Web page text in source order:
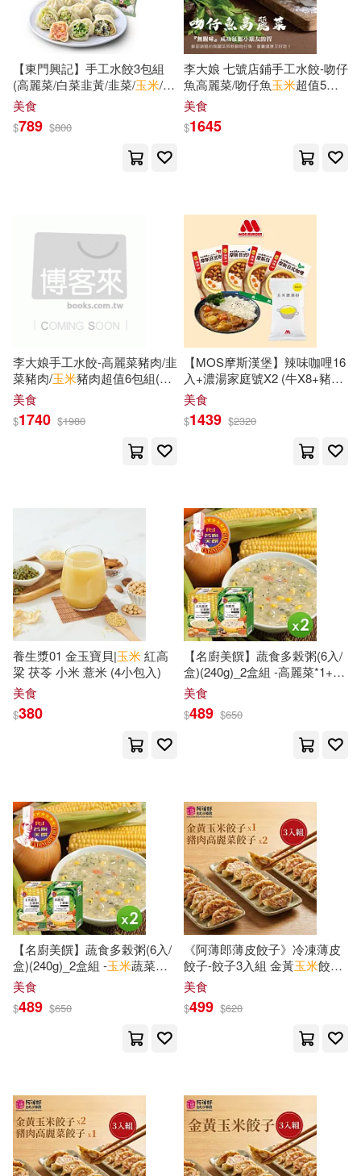
朵貝．楊笙(Tove Jansson)(10)
玉名みら(10)
莫風流(10) 藤田カフェコ(10)
迪士尼(10) 鄭玉巧(10)
黃小衡(10)
メント(9)
ビッグモーカル(9)
中圖北斗出版傳媒有限公司(9)
凝隴(9) 利玉芳(9)
墨清清(9)
柳暗花溟(9)
王智琪(9) 蘇童(9)
行政院農業委員會農糧署(9)
（德）蘇珊·菲爾舍爾(9)
（法）羅曼·羅蘭(9)
國立新竹生活美學館(8)
天地出版社(37)
浙江人民美術出版社(37)
上海辭書出版社(36)
江蘇鳳凰文藝出版社(36)
社會科學文獻出版社(36)
親子天下(36)
吉林文史出版社(35)
江西高校出版社(35)
紫禁城出版社(35)
華夏出版社(35)
フェアリー(34)
北京大學出版社(34)
中國紡織出版社(33)
Deutsche Grammophon(32)
上海交通大學出版社(32)
博樂伯樂(32)
古吳軒出版社(32)
中國輕工業出版社(31)
ZERO ONE STYLE.inc(30)
河南美術出版社(30)
現代出版社(30)
譯林出版社(30) ECM(29)
TMEplus(29)
【東門興記】手工水餃3包組
(高麗菜/白菜韭黃/韭菜/玉米/香
菜) 高麗菜*2+白菜*1
美食
$789 $800
李大娘 七號店鋪手工水餃-吻仔
魚高麗菜/吻仔魚玉米超值5套
組(24入/2盒/組)
美食
$1645
李大娘手工水餃-高麗菜豬肉/韭
菜豬肉/玉米豬肉超值6包組(42-
47入/包)
美食
$1740 $1980
【MOS摩斯漢堡】辣味咖哩16
入+濃湯家庭號X2 (牛X8+豬
X8+玉米
美食
$1439 $2320
養生漿01 金玉寶貝|玉米紅高
粱 茯苓 小米 薏米 (4小包入)
美食
$380
【名廚美饌】蔬食多榖粥(6入/
盒)(240g)_2盒組 -高麗菜*1+玉
米蔬菜*1
美食
$489 $650
【名廚美饌】蔬食多榖粥(6入/
盒)(240g)_2盒組 -玉米蔬菜五
穀粥*2
美食
$489 $650
《阿薄郎薄皮餃子》冷凍薄皮
餃子-餃子3入組 金黃玉米餃子
*1+豬肉高麗菜餃子*2
美食
$499 $620